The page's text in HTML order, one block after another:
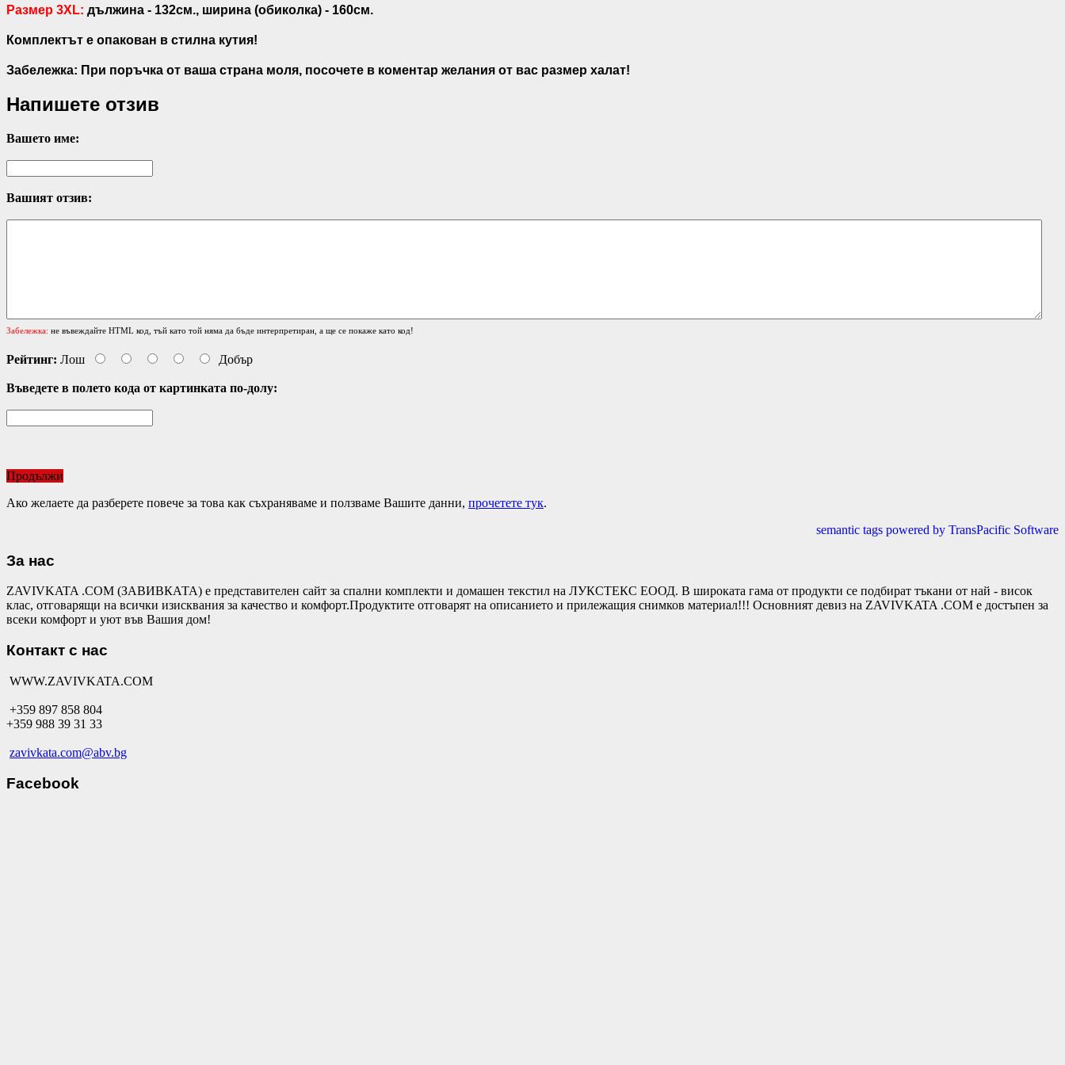
Размер 3XL: дължина - 132см., ширина (обиколка) - 160см.
Комплектът е опакован в стилна кутия!
Забележка: При поръчка от ваша страна моля, посочете в коментар желания от вас размер халат!
Напишете отзив
Вашето име:
Вашият отзив:
Забележка: не въвеждайте HTML код, тъй като той няма да бъде интерпретиран, а ще се покаже като код!
Рейтинг: Лош Добър
Въведете в полето кода от картинката по-долу:
Продължи
Ако желаете да разберете повече за това как съхраняваме и ползваме Вашите данни, прочетете тук.
semantic tags powered by TransPacific Software
За нас
ZAVIVKATA .COM (ЗАВИВКАТА) е представителен сайт за спални комплекти и домашен текстил на ЛУКСТЕКС ЕООД. В широката гама от продукти се подбират тъкани от най - висок
клас, отговарящи на всички изисквания за качество и комфорт.Продуктите отговарят на описанието и прилежащия снимков материал!!! Основният девиз на ZAVIVKATA .COM е достъпен за
всеки комфорт и уют във Вашия дом!
Контакт с нас
WWW.ZAVIVKATA.COM
+359 897 858 804
+359 988 39 31 33
zavivkata.com@abv.bg
Facebook